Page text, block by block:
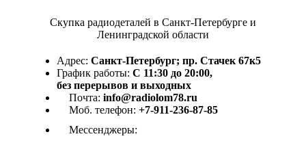
Скупка радиодеталей в Санкт-Петербурге и
Ленинградской области
Адрес: Санкт-Петербург; пр. Стачек 67к5
График работы: С 11:30 до 20:00,
без перерывов и выходных
Почта: info@radiolom78.ru
Моб. телефон: +7-911-236-87-85
Мессенджеры: